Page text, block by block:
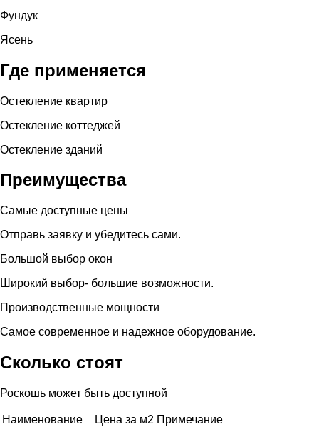
Фундук
Ясень
Где применяется
Остекление квартир
Остекление коттеджей
Остекление зданий
Преимущества
Самые доступные цены
Отправь заявку и убедитесь сами.
Большой выбор окон
Широкий выбор- большие возможности.
Производственные мощности
Самое современное и надежное оборудование.
Сколько стоят
Роскошь может быть доступной
Наименование Цена за м2 Примечание